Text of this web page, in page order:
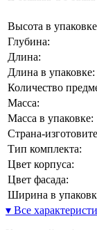
Высота в
Глубина:
Длина:
Длина в упаковке:
Количество
Масса:
Масса в упаковке:
Страна-
Тип комплекта:
Цвет корпуса:
Цвет фасада:
Ширина в
▾ Все